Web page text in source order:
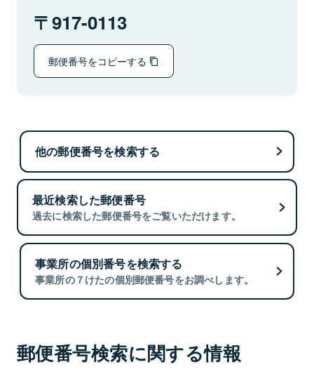
917-0113
郵便番号をコピーする
他の郵便番号を検索する
最近検索した郵便番号
過去に検索した郵便番号をご覧いただけます。
事業所の個別番号を検索する
事業所の７けたの個別郵便番号をお調べします。
郵便番号検索に関する情報